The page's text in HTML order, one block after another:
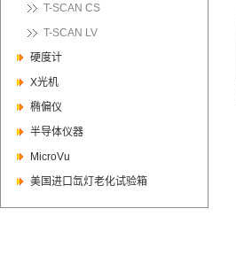
T-SCAN CS
T-SCAN LV
硬度计
X光机
椭偏仪
半导体仪器
MicroVu
美国进口氙灯老化试验箱